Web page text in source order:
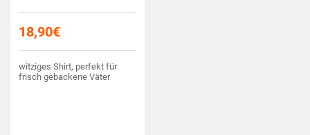
18,90€
witziges Shirt, perfekt für
frisch gebackene Väter